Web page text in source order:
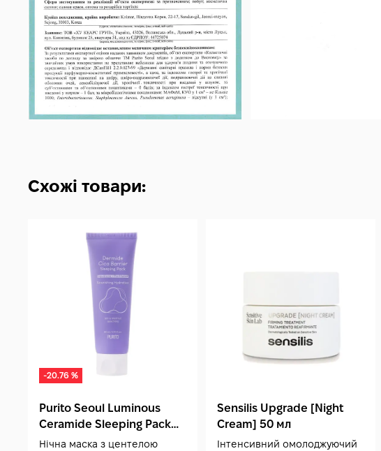
Схожі товари:
-20.76 %
Purito Seoul Luminous
Ceramide Sleeping Pack
100 мл
Нічна маска з центелою
Sensilis Upgrade [Night
Cream] 50 мл
Інтенсивний омолоджуючий